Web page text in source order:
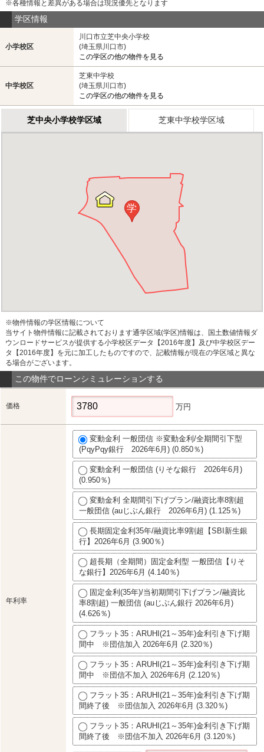
※各種情報と差異がある場合は現況優先となります
学区情報
小学校区
川口市立芝中央小学校
(埼玉県川口市)
この学区の他の物件を見る
中学校区
芝東中学校
(埼玉県川口市)
この学区の他の物件を見る
芝中央小学校学区域 芝東中学校学区域
学
※物件情報の学区情報について
当サイト物件情報に記載されております通学区域(学区)情報は、国土数値情報ダ
ウンロードサービスが提供する小学校区データ【2016年度】及び中学校区デー
タ【2016年度】を元に加工したものですので、記載情報が現在の学区域と異な
る場合がございます。
この物件でローンシミュレーションする
価格 万円
年利率
変動金利 一般団信 ※変動金利/全期間引下型
(PqyPqy銀行 2026年6月) (0.850％)
変動金利 一般団信 (りそな銀行 2026年6月)
(0.950％)
変動金利 全期間引下げプラン/融資比率8割超
一般団信 (auじぶん銀行 2026年6月) (1.125％)
長期固定金利35年/融資比率9割超【SBI新生銀
行】2026年6月 (3.900％)
超長期（全期間）固定金利型 一般団信【りそ
な銀行】2026年6月 (4.140％)
固定金利(35年)/当初期間引下げプラン/融資比
率8割超) 一般団信 (auじぶん銀行 2026年6月)
(4.626％)
フラット35：ARUHI(21～35年)金利引き下げ期
間中 ※団信加入 2026年6月 (2.320％)
フラット35：ARUHI(21～35年)金利引き下げ期
間中 ※団信不加入 2026年6月 (2.120％)
フラット35：ARUHI(21～35年)金利引き下げ期
間終了後 ※団信加入 2026年6月 (3.320％)
フラット35：ARUHI(21～35年)金利引き下げ期
間終了後 ※団信不加入 2026年6月 (3.120％)